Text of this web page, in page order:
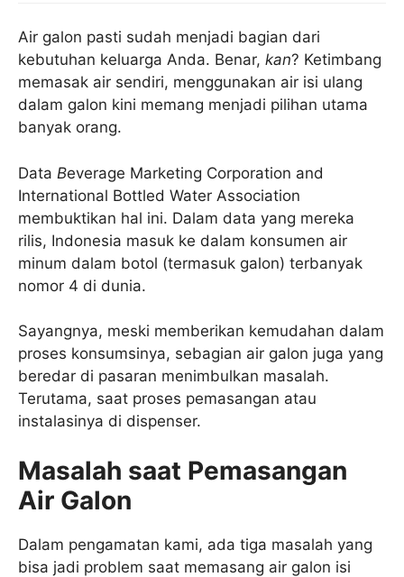
Air galon pasti sudah menjadi bagian dari
kebutuhan keluarga Anda. Benar, kan? Ketimbang
memasak air sendiri, menggunakan air isi ulang
dalam galon kini memang menjadi pilihan utama
banyak orang.
Data Beverage Marketing Corporation and
International Bottled Water Association
membuktikan hal ini. Dalam data yang mereka
rilis, Indonesia masuk ke dalam konsumen air
minum dalam botol (termasuk galon) terbanyak
nomor 4 di dunia.
Sayangnya, meski memberikan kemudahan dalam
proses konsumsinya, sebagian air galon juga yang
beredar di pasaran menimbulkan masalah.
Terutama, saat proses pemasangan atau
instalasinya di dispenser.
Masalah saat Pemasangan
Air Galon
Dalam pengamatan kami, ada tiga masalah yang
bisa jadi problem saat memasang air galon isi